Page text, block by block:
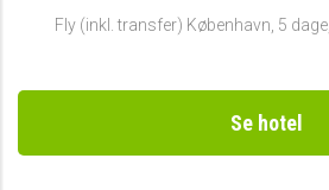
Fly (inkl. transfer) København 5 dage
Se hotel